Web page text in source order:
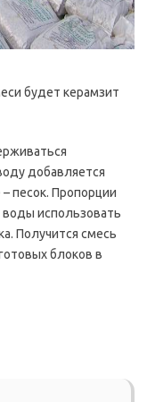
будет керамзит
добавляется
песок. Пропорции
использовать
Получится смесь
блоков в